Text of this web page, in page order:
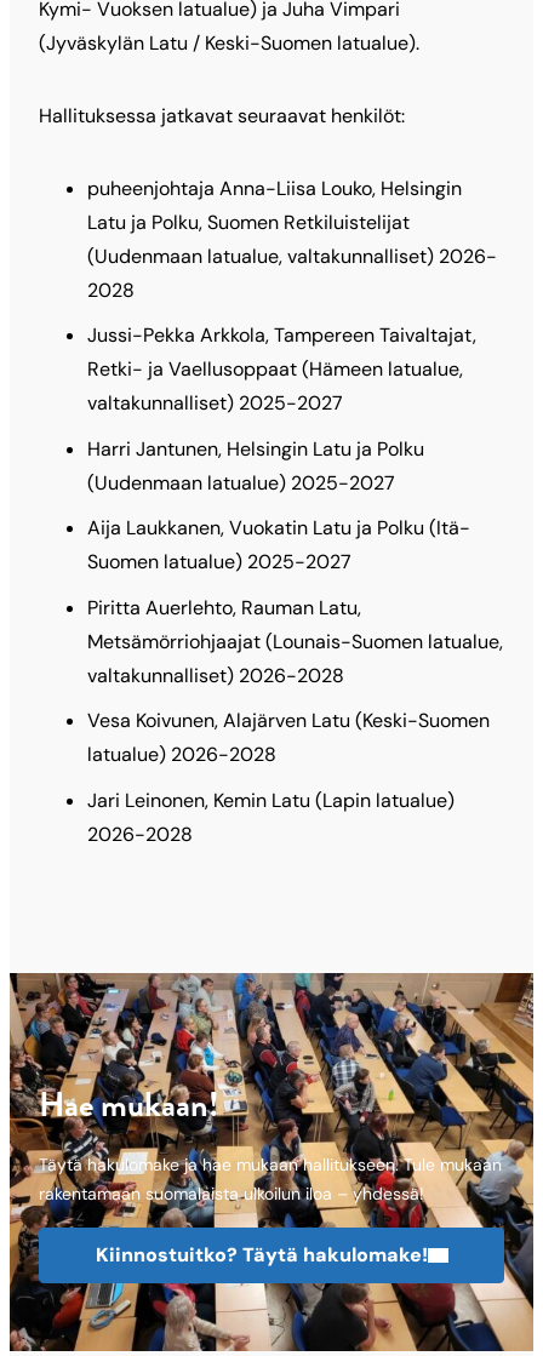
Kymi- Vuoksen latualue) ja Juha Vimpari
(Jyväskylän Latu / Keski-Suomen latualue).
Hallituksessa jatkavat seuraavat henkilöt:
puheenjohtaja Anna-Liisa Louko, Helsingin
Latu ja Polku, Suomen Retkiluistelijat
(Uudenmaan latualue, valtakunnalliset) 2026-
2028
Jussi-Pekka Arkkola, Tampereen Taivaltajat,
Retki- ja Vaellusoppaat (Hämeen latualue,
valtakunnalliset) 2025-2027
Harri Jantunen, Helsingin Latu ja Polku
(Uudenmaan latualue) 2025-2027
Aija Laukkanen, Vuokatin Latu ja Polku (Itä-
Suomen latualue) 2025-2027
Piritta Auerlehto, Rauman Latu,
Metsämörriohjaajat (Lounais-Suomen latualue,
valtakunnalliset) 2026-2028
Vesa Koivunen, Alajärven Latu (Keski-Suomen
latualue) 2026-2028
Jari Leinonen, Kemin Latu (Lapin latualue)
2026-2028
Hae mukaan!
Täytä hakulomake ja hae mukaan hallitukseen. Tule mukaan
rakentamaan suomalaista ulkoilun iloa – yhdessä!
Kiinnostuitko? Täytä hakulomake!